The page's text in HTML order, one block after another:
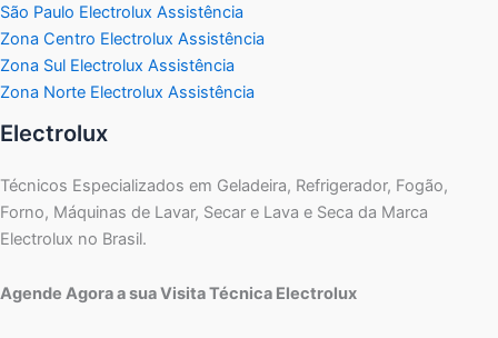
São Paulo Electrolux Assistência
Zona Centro Electrolux Assistência
Zona Sul Electrolux Assistência
Zona Norte Electrolux Assistência
Electrolux
Técnicos Especializados em Geladeira, Refrigerador, Fogão,
Forno, Máquinas de Lavar, Secar e Lava e Seca da Marca
Electrolux no Brasil.
Agende Agora a sua Visita Técnica Electrolux